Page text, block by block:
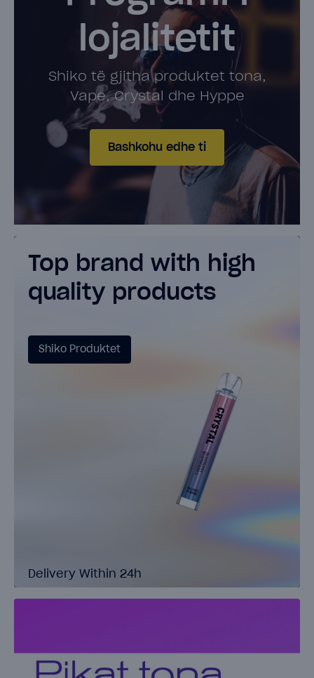
lojalitetit
Shiko të gjitha produktet tona,
Vape, Crystal dhe Hyppe
Bashkohu edhe ti
Top brand with high
quality products
Shiko Produktet
Delivery Within 24h